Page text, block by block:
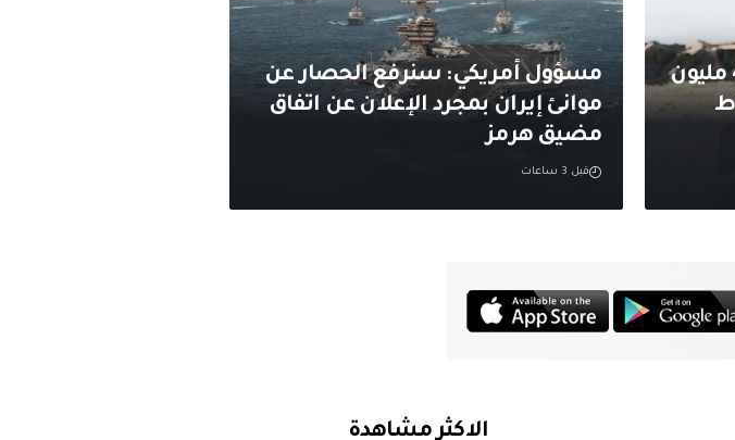
الجيش الأمريكي يخصص 400 مليون
مسؤول أمريكي: سنرفع الحصار عن
موانئ إيران بمجرد الإعلان عن اتفاق
مضيق هرمز
قبل 3 ساعات
الاكثر مشاهدة